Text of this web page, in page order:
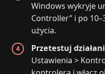
Windows wykryje
Controller” i po
użycia.
Przetestuj
Ustawienia >